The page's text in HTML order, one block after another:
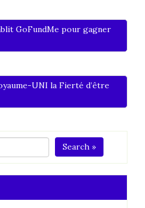
GoFundMe pour gagner
UNI la Fierté d’être
Search »